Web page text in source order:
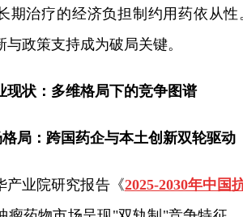
期治疗的经济负担制约用药依从
与政策支持成为破局关键。
现状：多维格局下的竞争图谱
局：跨国药企与本土创新双轮驱动
产业院研究报告《2025-2030年中国